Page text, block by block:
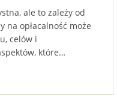
ale to zależy od
na opłacalność może
celów i
które…